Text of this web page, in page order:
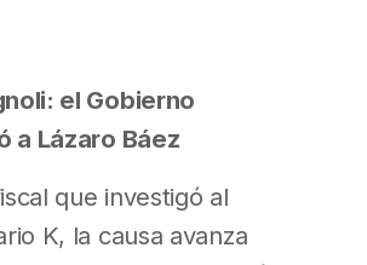
el Gobierno
a Lázaro Báez
que investigó al
K, la causa avanza